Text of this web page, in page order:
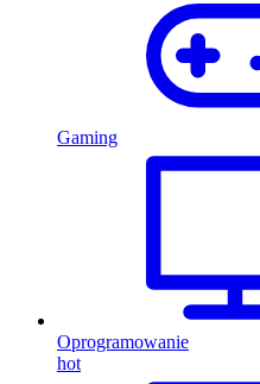
Gaming
Oprogramowanie
hot